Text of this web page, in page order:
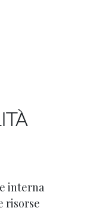
interna
risorse